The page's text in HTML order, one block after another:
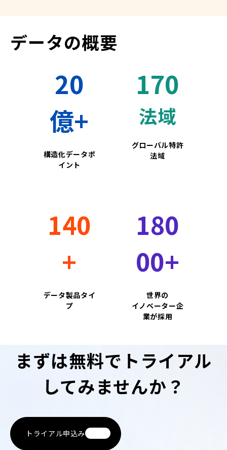
データの概要
20
億+
構造化データポ
イント
170
法域
グローバル特許
法域
140
+
データ製品タイ
プ
180
00+
世界の
イノベーター企
業が採用
まずは無料でトライアル
してみませんか？
トライアル申込み